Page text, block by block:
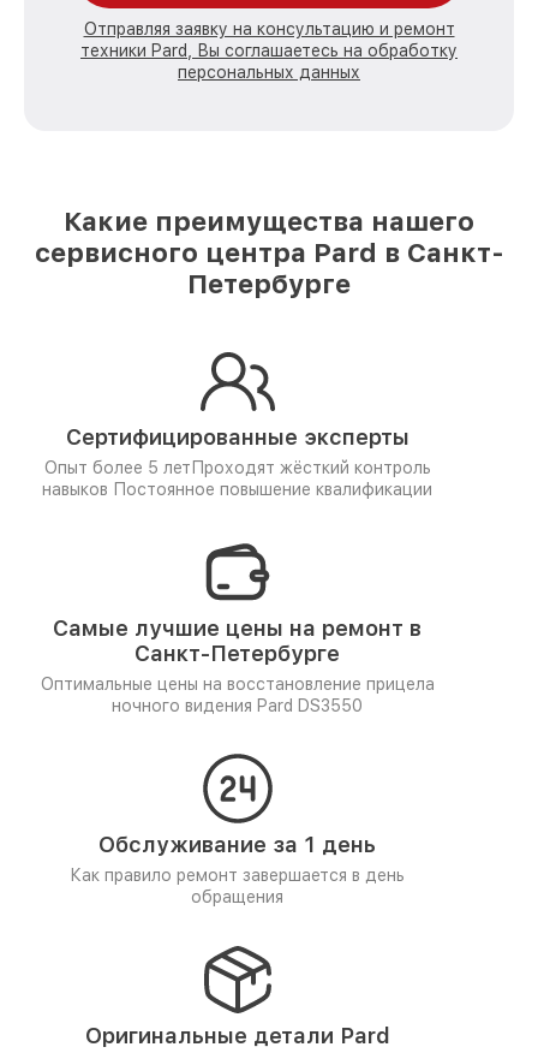
Отправляя заявку на консультацию и ремонт
техники Pard, Вы соглашаетесь на обработку
персональных данных
Какие преимущества нашего
сервисного центра Pard в Санкт-
Петербурге
Сертифицированные эксперты
Опыт более 5 лет Проходят жёсткий контроль
навыков Постоянное повышение квалификации
Самые лучшие цены на ремонт в
Санкт-Петербурге
Оптимальные цены на восстановление прицела
ночного видения Pard DS3550
Обслуживание за 1 день
Как правило ремонт завершается в день
обращения
Оригинальные детали Pard